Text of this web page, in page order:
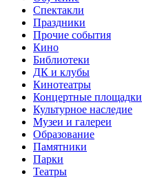
Спектакли
Праздники
Прочие события
Кино
Библиотеки
ДК и клубы
Кинотеатры
Концертные площадки
Культурное наследие
Музеи и галереи
Образование
Памятники
Парки
Театры